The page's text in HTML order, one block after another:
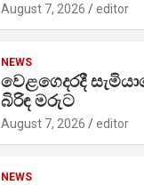
August 7, 2026 editor
NEWS
වෙළගෙදරදී
බිරිඳ මරුට
August 7, 2026 editor
NEWS